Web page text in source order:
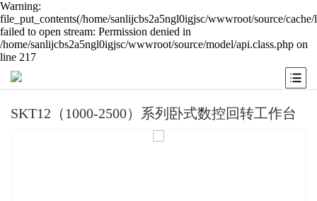
Warning:
file_put_contents(/home/sanlijcbs2a5ngl0igjsc/wwwroot/source/cache/
failed to open stream: Permission denied in
/home/sanlijcbs2a5ngl0igjsc/wwwroot/source/model/api.class.php on
line 217
SKT12（1000-2500）系列卧式数控回转工作台